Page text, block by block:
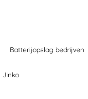
Batterijopslag bedrijven
Jinko